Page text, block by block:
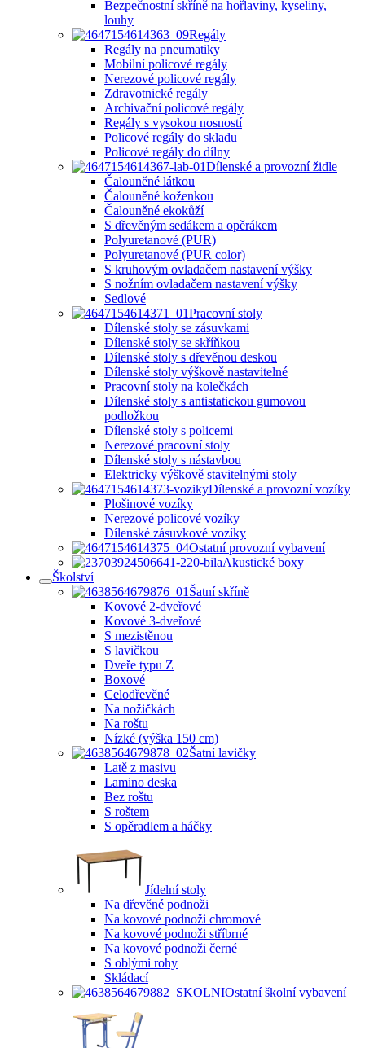
Bezpečnostní skříně na hořlaviny, kyseliny,
louhy
Regály
Regály na pneumatiky
Mobilní policové regály
Nerezové policové regály
Zdravotnické regály
Archivační policové regály
Regály s vysokou nosností
Policové regály do skladu
Policové regály do dílny
Dílenské a provozní židle
Čalouněné látkou
Čalouněné koženkou
Čalouněné ekokůží
S dřevěným sedákem a opěrákem
Polyuretanové (PUR)
Polyuretanové (PUR color)
S kruhovým ovladačem nastavení výšky
S nožním ovladačem nastavení výšky
Sedlové
Pracovní stoly
Dílenské stoly se zásuvkami
Dílenské stoly se skříňkou
Dílenské stoly s dřevěnou deskou
Dílenské stoly výškově nastavitelné
Pracovní stoly na kolečkách
Dílenské stoly s antistatickou gumovou
podložkou
Dílenské stoly s policemi
Nerezové pracovní stoly
Dílenské stoly s nástavbou
Elektricky výškově stavitelnými stoly
Dílenské a provozní vozíky
Plošinové vozíky
Nerezové policové vozíky
Dílenské zásuvkové vozíky
Ostatní provozní vybavení
Akustické boxy
Školství
Šatní skříně
Kovové 2-dveřové
Kovové 3-dveřové
S mezistěnou
S lavičkou
Dveře typu Z
Boxové
Celodřevěné
Na nožičkách
Na roštu
Nízké (výška 150 cm)
Šatní lavičky
Latě z masivu
Lamino deska
Bez roštu
S roštem
S opěradlem a háčky
Jídelní stoly
Na dřevěné podnoži
Na kovové podnoži chromové
Na kovové podnoži stříbrné
Na kovové podnoži černé
S oblými rohy
Skládací
Ostatní školní vybavení